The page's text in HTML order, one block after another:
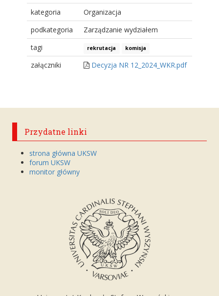
kategoria
Organizacja
podkategoria
Zarządzanie wydziałem
tagi
rekrutacja komisja
załączniki Decyzja NR 12_2024_WKR.pdf
Przydatne linki
strona główna UKSW
forum UKSW
monitor główny